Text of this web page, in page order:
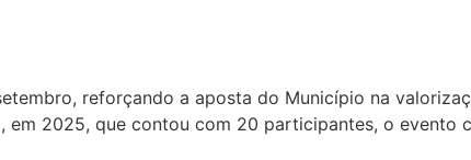
reforçando a aposta do Município na
em 2025, que contou com 20 participantes, o evento